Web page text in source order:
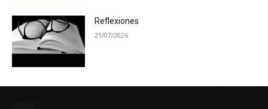
Reflexiones
21/07/2026